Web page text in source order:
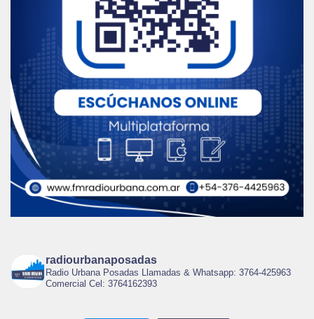
radiourbanaposadas
Radio Urbana Posadas Llamadas & Whatsapp: 3764-425963
Comercial Cel: 3764162393